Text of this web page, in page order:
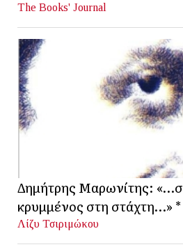
The Books' Journal
Δημήτρης Μαρωνίτης:
κρυμμένος στη στάχτη…» *
Λίζυ Τσιριμώκου